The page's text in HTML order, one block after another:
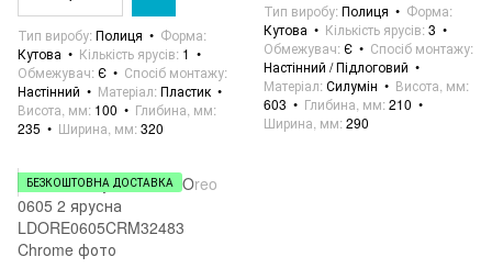
Тип виробу Полиця
Форма
Кутова
Кількість ярусів 1
Обмежувач Є
Спосіб монтажу
Настінний
Матеріал Пластик
Висота, мм 100
Глибина, мм
235
Ширина, мм 320
Тип виробу Полиця
Форма
Кутова
Кількість ярусів 3
Обмежувач Є
Спосіб монтажу
Настінний / Підлоговий
Матеріал Силумін
Висота, мм
603
Глибина, мм 210
Ширина, мм 290
БЕЗКОШТОВНА ДОСТАВКА